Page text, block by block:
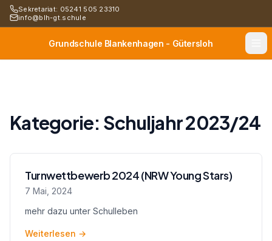
Sekretariat: 05241 505 23310
info@blh-gt.schule
Grundschule Blankenhagen - Gütersloh
Kategorie: Schuljahr 2023/24
Turnwettbewerb 2024 (NRW Young Stars)
7 Mai, 2024
mehr dazu unter Schulleben
Weiterlesen →